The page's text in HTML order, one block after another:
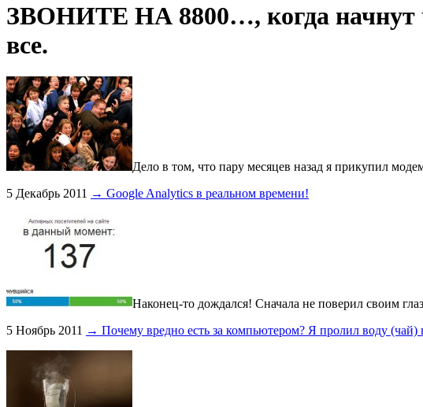
ЗВОНИТЕ НА 8800…, когда начнут
все.
Дело в том, что пару месяцев назад я прикупил
5 Декабрь 2011 → Google Analytics в реальном времени!
Наконец-то дождался! Сначала не поверил своим
5 Ноябрь 2011 → Почему вредно есть за компьютером? Я пролил воду